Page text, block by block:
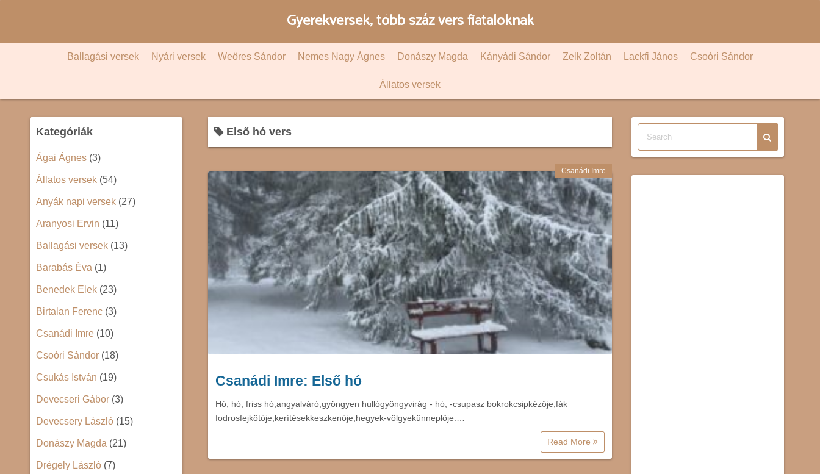
c
Gyerekversek, több száz vers fiataloknak
Ballagási versek Nyári versek Weöres Sándor Nemes Nagy Ágnes Donászy Magda Kányádi Sándor Zelk Zoltán Lackfi János Csoóri Sándor
Állatos versek
Első hó vers
Csanádi Imre
Csanádi Imre: Első hó
Hó, hó, friss hó,angyalváró,gyöngyen hullógyöngyvirág - hó, -csupasz bokrokcsipkézője,fák
fodrosfejkötője,kerítésekkeszkenője,hegyek-völgyekünneplője.…
Read More
Kategóriák
Ágai Ágnes (3)
Állatos versek (54)
Anyák napi versek (27)
Aranyosi Ervin (11)
Ballagási versek (13)
Barabás Éva (1)
Benedek Elek (23)
Birtalan Ferenc (3)
Csanádi Imre (10)
Csoóri Sándor (18)
Csukás István (19)
Devecseri Gábor (3)
Devecsery László (15)
Donászy Magda (21)
Drégely László (7)